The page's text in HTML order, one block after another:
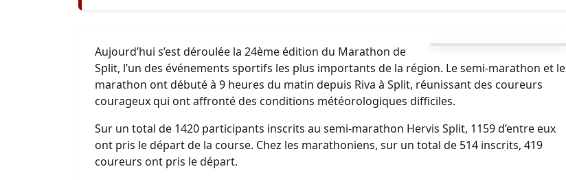
Aujourd’hui s’est déroulée la 24ème édition du Marathon de
Split, l’un des événements sportifs les plus importants de la région. Le semi-marathon et le
marathon ont débuté à 9 heures du matin depuis Riva à Split, réunissant des coureurs
courageux qui ont affronté des conditions météorologiques difficiles.
Sur un total de 1420 participants inscrits au semi-marathon Hervis Split, 1159 d’entre eux
ont pris le départ de la course. Chez les marathoniens, sur un total de 514 inscrits, 419
coureurs ont pris le départ.